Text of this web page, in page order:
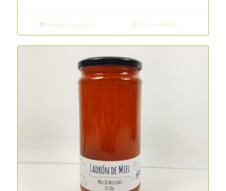
Ajouter au panier Voir les détails